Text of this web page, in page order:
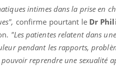
intimes dans la prise en
confirme pourtant le Dr
"Les patientes relatent dans
pendant les rapports,
reprendre une sexualité